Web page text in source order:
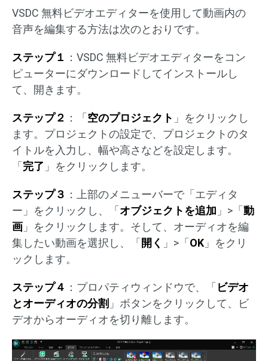
VSDC 無料ビデオエディターを使用して動画内の
音声を編集する方法は次のとおりです。
ステップ１ ：VSDC 無料ビデオエディターをコン
ピューターにダウンロードしてインストールし
て、開きます。
ステップ２ ：「 空のプロジェクト 」をクリックし
ます。プロジェクトの設定で、プロジェクトのタ
イトルを入力し、幅や高さなどを設定します。
「 完了 」をクリックします。
ステップ３ ：上部のメニューバーで「エディタ
ー」をクリックし、「 オブジェクトを追加 」>「 動
画 」をクリックします。そして、オーディオを編
集したい動画を選択し、「 開く 」>「 OK 」をクリ
ックします。
ステップ４ ：プロパティウィンドウで、「 ビデオ
とオーディオの分割 」ボタンをクリックして、ビ
デオからオーディオを切り離します。